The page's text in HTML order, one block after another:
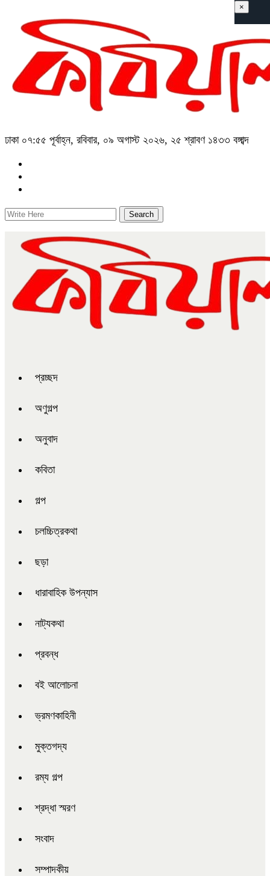
ঢাকা ০৭:৫৫ পূর্বাহ্ন, রবিবার, ০৯ অগাস্ট ২০২৬, ২৫ শ্রাবণ ১৪৩৩ বঙ্গাব্দ
প্রচ্ছদ
অণুগল্প
অনুবাদ
কবিতা
গল্প
চলচ্চিত্রকথা
ছড়া
ধারাবাহিক উপন্যাস
নাট্যকথা
প্রবন্ধ
বই আলোচনা
ভ্রমণকাহিনী
মুক্তগদ্য
রম্য গল্প
শ্রদ্ধা স্মরণ
সংবাদ
সম্পাদকীয়
×